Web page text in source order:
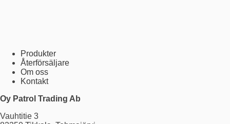
Produkter
Återförsäljare
Om oss
Kontakt
Oy Patrol Trading Ab
Vauhtitie 3